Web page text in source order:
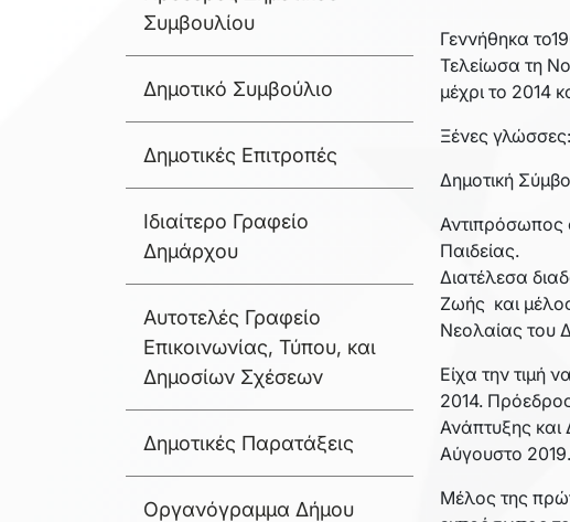
Συμβουλίου
Δημοτικό Συμβούλιο
Δημοτικές Επιτροπές
Ιδιαίτερο Γραφείο
Δημάρχου
Αυτοτελές Γραφείο
Επικοινωνίας, Τύπου, και
Δημοσίων Σχέσεων
Δημοτικές Παρατάξεις
Οργανόγραμμα Δήμου
Γεννήθηκα
Τελείωσα τη
μέχρι το 2014
Ξένες
Δημοτική
Αντιπρόσωπος
Παιδείας.
Διατέλεσα
Ζωής και
Νεολαίας του
Είχα την τιμή
2014.
Ανάπτυξης και
Αύγουστο 2019.
Μέλος της